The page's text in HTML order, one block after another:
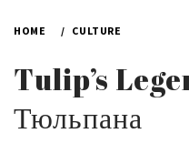
HOME CULTURE
Tulip’s
Тюльпана